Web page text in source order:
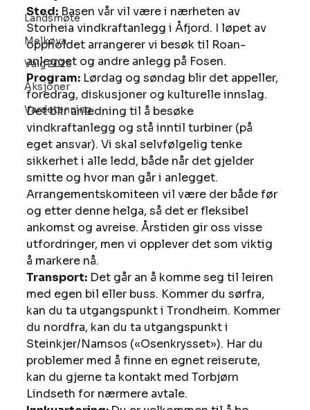
Landsmøte
Melkøya
Valg 2025
Aksjoner
Vardetenning
Sted: Basen vår vil være i nærheten av
Storheia vindkraftanlegg i Åfjord. I løpet av
oppholdet arrangerer vi besøk til Roan-
anlegget og andre anlegg på Fosen.
Program: Lørdag og søndag blir det appeller,
foredrag, diskusjoner og kulturelle innslag.
Det blir anledning til å besøke
vindkraftanlegg og stå inntil turbiner (på
eget ansvar). Vi skal selvfølgelig tenke
sikkerhet i alle ledd, både når det gjelder
smitte og hvor man går i anlegget.
Arrangementskomiteen vil være der både før
og etter denne helga, så det er fleksibel
ankomst og avreise. Årstiden gir oss visse
utfordringer, men vi opplever det som viktig
å markere nå.
Transport: Det går an å komme seg til leiren
med egen bil eller buss. Kommer du sørfra,
kan du ta utgangspunkt i Trondheim. Kommer
du nordfra, kan du ta utgangspunkt i
Steinkjer/Namsos («Osenkrysset»). Har du
problemer med å finne en egnet reiserute,
kan du gjerne ta kontakt med Torbjørn
Lindseth for nærmere avtale.